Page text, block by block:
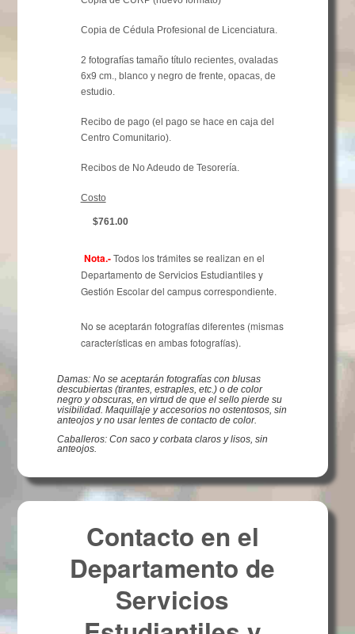
Copia de Cédula Profesional de Licenciatura.
2 fotografías tamaño título recientes, ovaladas
6x9 cm., blanco y negro de frente, opacas, de
estudio.
Recibo de pago (el pago se hace en caja del
Centro Comunitario).
Recibos de No Adeudo de Tesorería.
Costo
$761.00
Nota.-Todos los trámites se realizan en el
Departamento de Servicios Estudiantiles y
Gestión Escolar del campus correspondiente.
No se aceptarán fotografías diferentes (mismas
características en ambas fotografías).
Damas: No se aceptarán fotografías con blusas
descubiertas (tirantes, estraples, etc.) o de color
negro y obscuras, en virtud de que el sello pierde su
visibilidad. Maquillaje y accesorios no ostentosos, sin
anteojos y no usar lentes de contacto de color.
Caballeros: Con saco y corbata claros y lisos, sin
anteojos.
Contacto en el
Departamento de
Servicios